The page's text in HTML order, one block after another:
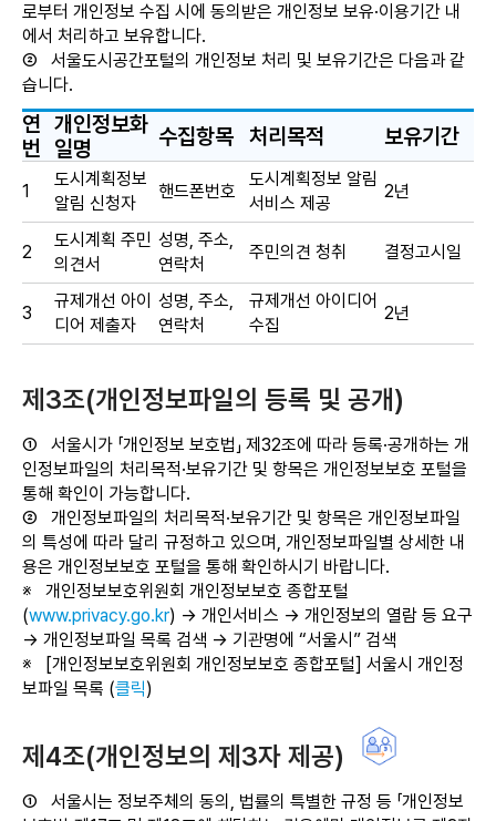
로부터 개인정보 수집 시에 동의받은 개인정보 보유·이용기간 내
에서 처리하고 보유합니다.
② 서울도시공간포털의 개인정보 처리 및 보유기간은 다음과 같
습니다.
연
번
개인정보화
일명
수집항목 처리목적 보유기간
1
도시계획정보
알림 신청자
핸드폰번호
도시계획정보 알림
서비스 제공
2년
2
도시계획 주민
의견서
성명, 주소,
연락처
주민의견 청취 결정고시일
3
규제개선 아이
디어 제출자
성명, 주소,
연락처
규제개선 아이디어
수집
2년
제3조(개인정보파일의 등록 및 공개)
① 서울시가 「개인정보 보호법」 제32조에 따라 등록·공개하는 개
인정보파일의 처리목적·보유기간 및 항목은 개인정보보호 포털을
통해 확인이 가능합니다.
② 개인정보파일의 처리목적·보유기간 및 항목은 개인정보파일
의 특성에 따라 달리 규정하고 있으며, 개인정보파일별 상세한 내
용은 개인정보보호 포털을 통해 확인하시기 바랍니다.
※ 개인정보보호위원회 개인정보보호 종합포털
(www.privacy.go.kr) → 개인서비스 → 개인정보의 열람 등 요구
→ 개인정보파일 목록 검색 → 기관명에 “서울시” 검색
※ [개인정보보호위원회 개인정보보호 종합포털] 서울시 개인정
보파일 목록 (클릭)
제4조(개인정보의 제3자 제공)
① 서울시는 정보주체의 동의, 법률의 특별한 규정 등 「개인정보